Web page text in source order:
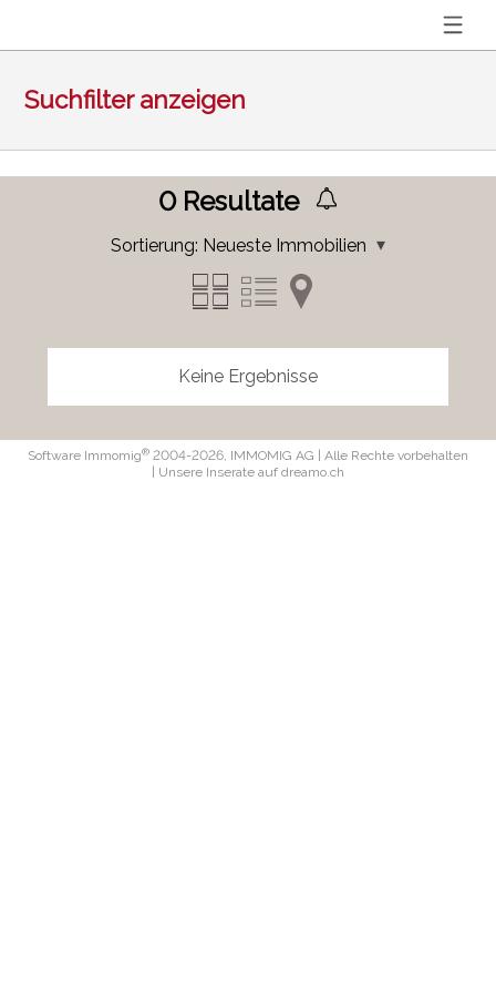
Suchfilter anzeigen
0Resultate
Sortierung: Neueste Immobilien
Keine Ergebnisse
Software Immomig® 2004-2026, IMMOMIG AG | Alle Rechte vorbehalten
| Unsere Inserate auf dreamo.ch